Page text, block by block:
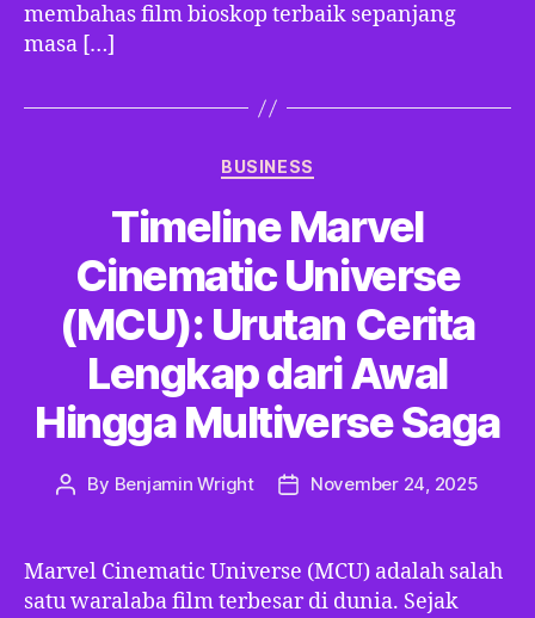
membahas film bioskop terbaik sepanjang
masa […]
Categories
BUSINESS
Timeline Marvel
Cinematic Universe
(MCU): Urutan Cerita
Lengkap dari Awal
Hingga Multiverse Saga
Post
By Benjamin Wright
PostNovember 24, 2025
Marvel Cinematic Universe (MCU) adalah salah
satu waralaba film terbesar di dunia. Sejak